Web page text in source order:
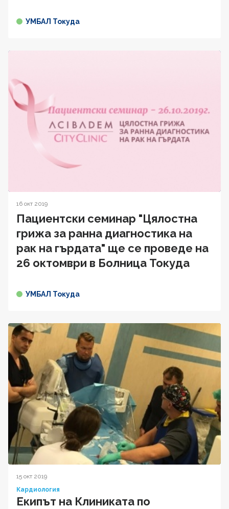
УМБАЛ Токуда
16 окт 2019
Пациентски семинар "Цялостна
грижа за ранна диагностика на
рак на гърдата" ще се проведе на
26 октомври в Болница Токуда
УМБАЛ Токуда
15 окт 2019
Кардиология
Екипът на Клиниката по